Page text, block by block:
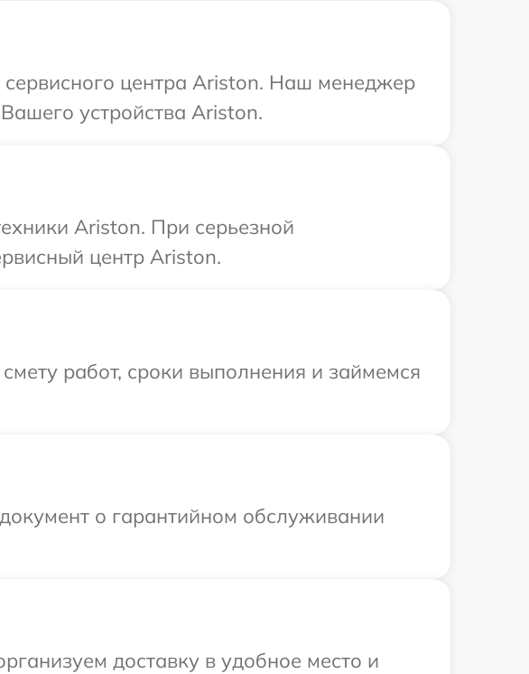
сервисного центра Ariston. Наш менеджер
устройства Ariston.
Ariston. При серьезной
центр Ariston.
работ, сроки выполнения и займемся
о гарантийном обслуживании
доставку в удобное место и